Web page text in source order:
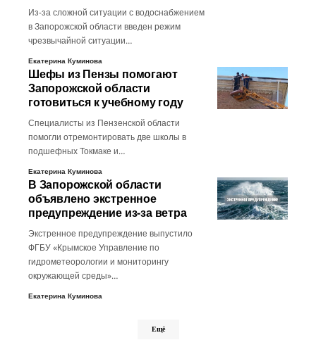
Из-за сложной ситуации с водоснабжением
в Запорожской области введен режим
чрезвычайной ситуации…
Екатерина Куминова
Шефы из Пензы помогают
Запорожской области
готовиться к учебному году
Специалисты из Пензенской области
помогли отремонтировать две школы в
подшефных Токмаке и…
Екатерина Куминова
В Запорожской области
объявлено экстренное
предупреждение из-за ветра
Экстренное предупреждение выпустило
ФГБУ «Крымское Управление по
гидрометеорологии и мониторингу
окружающей среды»…
Екатерина Куминова
Ещё